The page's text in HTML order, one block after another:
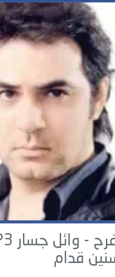
- وائل جسار
قدام